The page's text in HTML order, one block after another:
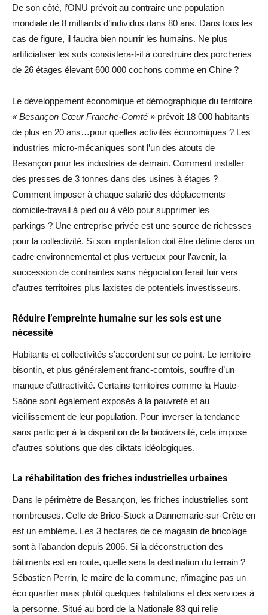
De son côté, l’ONU prévoit au contraire une population
mondiale de 8 milliards d’individus dans 80 ans. Dans tous les
cas de figure, il faudra bien nourrir les humains. Ne plus
artificialiser les sols consistera-t-il à construire des porcheries
de 26 étages élevant 600 000 cochons comme en Chine ?
Le développement économique et démographique du territoire
« Besançon Cœur Franche-Comté » prévoit 18 000 habitants
de plus en 20 ans…pour quelles activités économiques ? Les
industries micro-mécaniques sont l’un des atouts de
Besançon pour les industries de demain. Comment installer
des presses de 3 tonnes dans des usines à étages ?
Comment imposer à chaque salarié des déplacements
domicile-travail à pied ou à vélo pour supprimer les
parkings ? Une entreprise privée est une source de richesses
pour la collectivité. Si son implantation doit être définie dans un
cadre environnemental et plus vertueux pour l’avenir, la
succession de contraintes sans négociation ferait fuir vers
d’autres territoires plus laxistes de potentiels investisseurs.
Réduire l’empreinte humaine sur les sols est une
nécessité
Habitants et collectivités s’accordent sur ce point. Le territoire
bisontin, et plus généralement franc-comtois, souffre d’un
manque d’attractivité. Certains territoires comme la Haute-
Saône sont également exposés à la pauvreté et au
vieillissement de leur population. Pour inverser la tendance
sans participer à la disparition de la biodiversité, cela impose
d’autres solutions que des diktats idéologiques.
La réhabilitation des friches industrielles urbaines
Dans le périmètre de Besançon, les friches industrielles sont
nombreuses. Celle de Brico-Stock a Dannemarie-sur-Crête en
est un emblème. Les 3 hectares de ce magasin de bricolage
sont à l’abandon depuis 2006. Si la déconstruction des
bâtiments est en route, quelle sera la destination du terrain ?
Sébastien Perrin, le maire de la commune, n’imagine pas un
éco quartier mais plutôt quelques habitations et des services à
la personne. Situé au bord de la Nationale 83 qui relie